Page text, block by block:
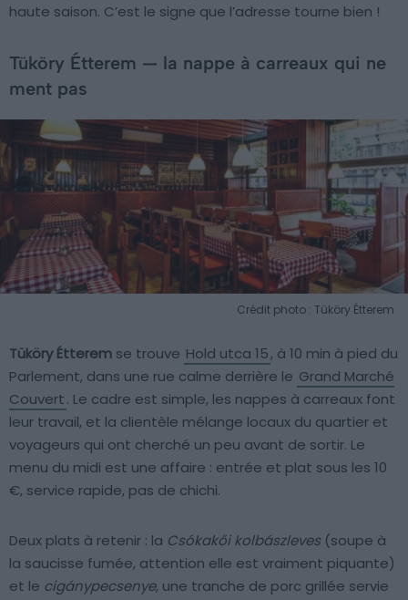
haute saison. C’est le signe que l’adresse tourne bien !
Tüköry Étterem — la nappe à carreaux qui ne
ment pas
Crédit photo : Tüköry Étterem
Tüköry Étterem se trouve Hold utca 15, à 10 min à pied du
Parlement, dans une rue calme derrière le Grand Marché
Couvert. Le cadre est simple, les nappes à carreaux font
leur travail, et la clientèle mélange locaux du quartier et
voyageurs qui ont cherché un peu avant de sortir. Le
menu du midi est une affaire : entrée et plat sous les 10
€, service rapide, pas de chichi.
Deux plats à retenir : la Csókakői kolbászleves (soupe à
la saucisse fumée, attention elle est vraiment piquante)
et le cigánypecsenye, une tranche de porc grillée servie